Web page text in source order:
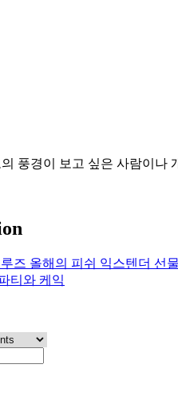
풍경이 보고 싶은 사람이나
즈 올해의 피쉬 익스텐더 선
티와 케익